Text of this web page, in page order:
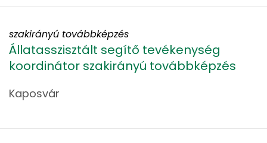
Állatasszisztált segítő tevékenység
koordinátor szakirányú továbbképzés
Kaposvár
szakirányú továbbképzés